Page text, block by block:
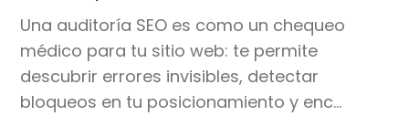
Una auditoría SEO es como un chequeo
médico para tu sitio web: te permite
descubrir errores invisibles, detectar
bloqueos en tu posicionamiento y enc…